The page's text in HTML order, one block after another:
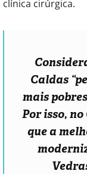
clínica cirúrgica.
Caldas
mais
Por isso,
que a